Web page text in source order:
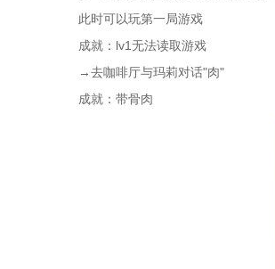
此时可以玩第一局游戏
成就：lv1无法读取游戏
→去咖啡厅与玛莉对话"肉"
成就：带骨肉